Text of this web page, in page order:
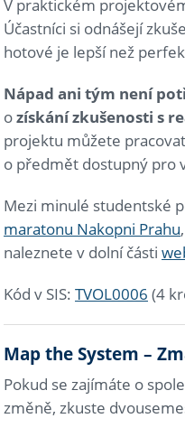
V praktickém
Účastníci si odnášejí
hotové je lepší než
Nápad ani tým není
ozískání zkušenosti s
projektu můžete
o předmět dostupný pro
Mezi minulé studentské
maratonu Nakopni Prahu
naleznete v dolní části
Kód v SIS: TVOL0006 (4
Map the System –
Pokud se zajímáte o
změně, zkuste